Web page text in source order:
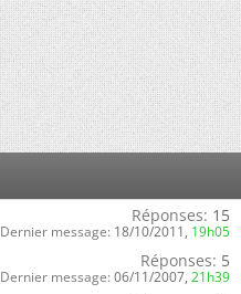
Réponses: 15
Dernier message: 18/10/2011, 19h05
Réponses: 5
Dernier message: 06/11/2007, 21h39